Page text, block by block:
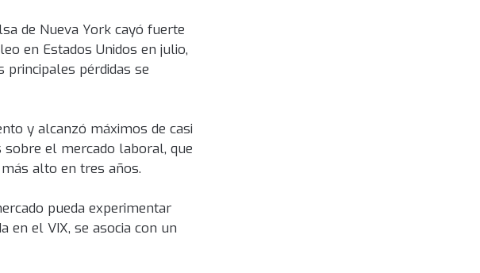
de Nueva York cayó fuerte
en Estados Unidos en julio,
pérdidas se
y alcanzó máximos de casi
el mercado laboral, que
alto en tres años.
pueda experimentar
en el VIX, se asocia con un